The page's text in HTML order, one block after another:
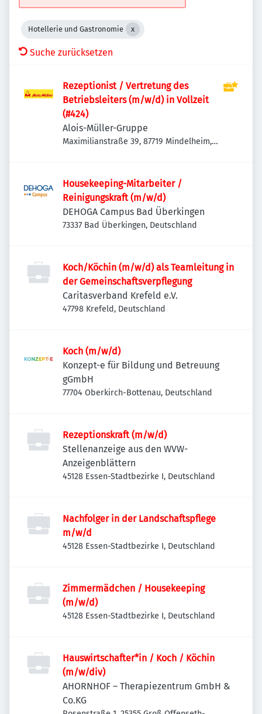
Hotellerie und Gastronomie
Suche zurücksetzen
Rezeptionist / Vertretung des
Betriebsleiters (m/w/d) in Vollzeit
(#424)
Alois-Müller-Gruppe
Maximilianstraße 39, 87719 Mindelheim,
Housekeeping-Mitarbeiter /
Reinigungskraft (m/w/d)
DEHOGA Campus Bad Überkingen
73337 Bad Überkingen, Deutschland
Koch/Köchin (m/w/d) als Teamleitung in
der Gemeinschaftsverpflegung
Caritasverband Krefeld e.V.
47798 Krefeld, Deutschland
Koch (m/w/d)
Konzept-e für Bildung und Betreuung
gGmbH
77704 Oberkirch-Bottenau, Deutschland
Rezeptionskraft (m/w/d)
Stellenanzeige aus den WVW-
Anzeigenblättern
45128 Essen-Stadtbezirke I, Deutschland
Nachfolger in der Landschaftspflege
m/w/d
45128 Essen-Stadtbezirke I, Deutschland
Zimmermädchen / Housekeeping
(m/w/d)
45128 Essen-Stadtbezirke I, Deutschland
Hauswirtschafter*in / Koch / Köchin
(m/w/div)
AHORNHOF – Therapiezentrum GmbH &
Co.KG